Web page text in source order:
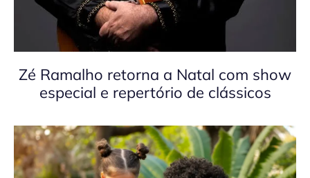
Zé Ramalho retorna a Natal com show
especial e repertório de clássicos